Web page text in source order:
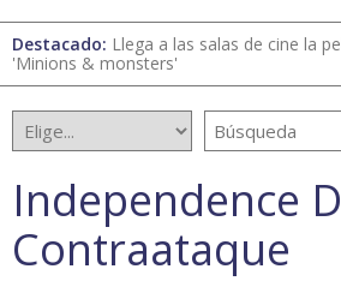
Destacado: Llega a las salas de cine la
'Minions & monsters'
Independence
Contraataque